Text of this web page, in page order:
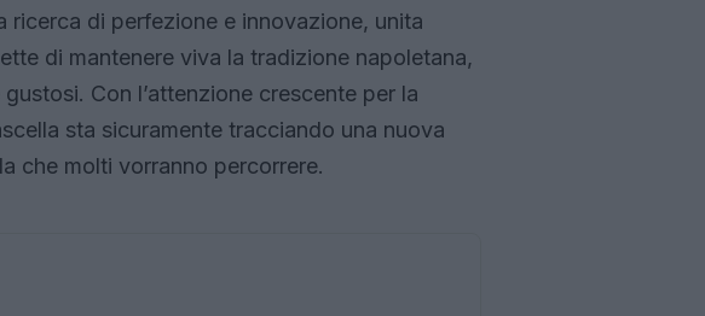
ricerca di perfezione e innovazione, unita
di mantenere viva la tradizione napoletana,
Con l’attenzione crescente per la
sta sicuramente tracciando una nuova
che molti vorranno percorrere.